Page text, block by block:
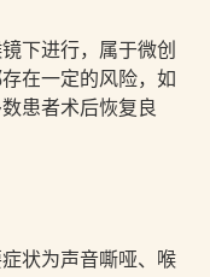
下进行，属于微创
在一定的风险，如
患者术后恢复良
状为声音嘶哑、喉